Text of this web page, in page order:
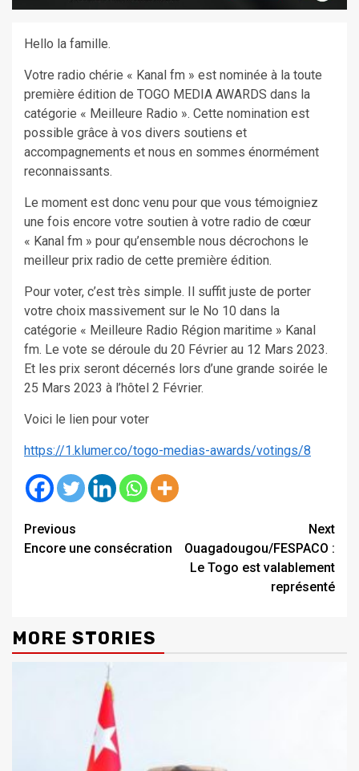
Hello la famille.
Votre radio chérie « Kanal fm » est nominée à la toute
première édition de TOGO MEDIA AWARDS dans la
catégorie « Meilleure Radio ». Cette nomination est
possible grâce à vos divers soutiens et
accompagnements et nous en sommes énormément
reconnaissants.
Le moment est donc venu pour que vous témoigniez
une fois encore votre soutien à votre radio de cœur
« Kanal fm » pour qu’ensemble nous décrochons le
meilleur prix radio de cette première édition.
Pour voter, c’est très simple. Il suffit juste de porter
votre choix massivement sur le No 10 dans la
catégorie « Meilleure Radio Région maritime » Kanal
fm. Le vote se déroule du 20 Février au 12 Mars 2023.
Et les prix seront décernés lors d’une grande soirée le
25 Mars 2023 à l’hôtel 2 Février.
Voici le lien pour voter
https://1.klumer.co/togo-medias-awards/votings/8
Continue
Reading
Previous
Encore une consécration
Next
Ouagadougou/FESPACO :
Le Togo est valablement
représenté
MORE STORIES